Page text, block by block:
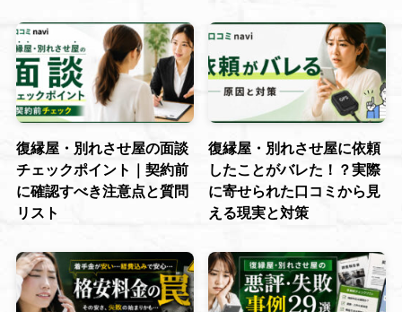
復縁屋・別れさせ屋の面談
チェックポイント｜契約前
に確認すべき注意点と質問
リスト
復縁屋・別れさせ屋に依頼
したことがバレた！？実際
に寄せられた口コミから見
える現実と対策